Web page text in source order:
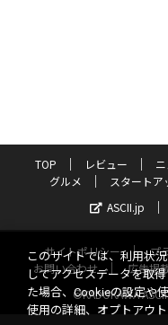
TOP レビュー
グルメ
スタートア
ASCII.jp
サイトポリシー プ
お問い合わせ
広告掲
©KADOKAWA
このサイトでは、利用状
してアクセスデータを取
た場合、Cookieの設定や
使用の詳細、オプトアウ